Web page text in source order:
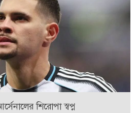
শিরোপা স্বপ্ন